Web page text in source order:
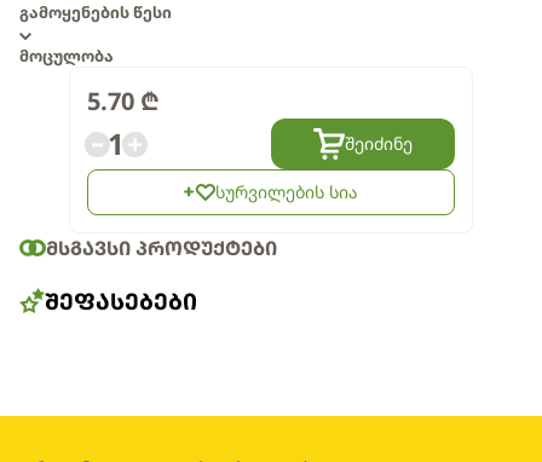
გამოყენების წესი
მოცულობა
5.70 ₾
1 შეიძინე
სურვილების სია
ᲛᲡᲒᲐᲕᲡᲘ ᲞᲠᲝᲓᲣᲥᲢᲔᲑᲘ
ᲨᲔᲤᲐᲡᲔᲑᲔᲑᲘ